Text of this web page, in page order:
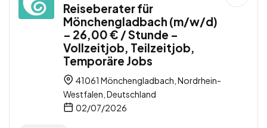
Reiseberater für
Mönchengladbach (m/w/d)
– 26,00 € / Stunde –
Vollzeitjob, Teilzeitjob,
Temporäre Jobs
41061 Mönchengladbach, Nordrhein-
Westfalen, Deutschland
02/07/2026